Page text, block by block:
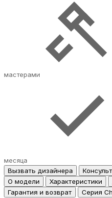
мастерами
месяца
Вызвать дизайнера
О модели
Характеристики
Гарантия и возврат
Серия